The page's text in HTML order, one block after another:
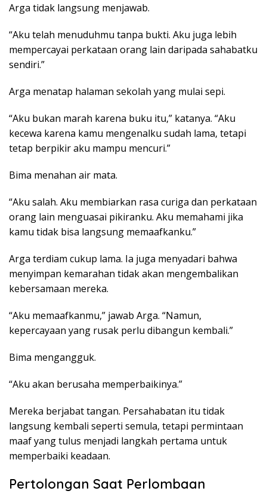
Arga tidak langsung menjawab.
“Aku telah menuduhmu tanpa bukti. Aku juga lebih
mempercayai perkataan orang lain daripada sahabatku
sendiri.”
Arga menatap halaman sekolah yang mulai sepi.
“Aku bukan marah karena buku itu,” katanya. “Aku
kecewa karena kamu mengenalku sudah lama, tetapi
tetap berpikir aku mampu mencuri.”
Bima menahan air mata.
“Aku salah. Aku membiarkan rasa curiga dan perkataan
orang lain menguasai pikiranku. Aku memahami jika
kamu tidak bisa langsung memaafkanku.”
Arga terdiam cukup lama. Ia juga menyadari bahwa
menyimpan kemarahan tidak akan mengembalikan
kebersamaan mereka.
“Aku memaafkanmu,” jawab Arga. “Namun,
kepercayaan yang rusak perlu dibangun kembali.”
Bima mengangguk.
“Aku akan berusaha memperbaikinya.”
Mereka berjabat tangan. Persahabatan itu tidak
langsung kembali seperti semula, tetapi permintaan
maaf yang tulus menjadi langkah pertama untuk
memperbaiki keadaan.
Pertolongan Saat Perlombaan